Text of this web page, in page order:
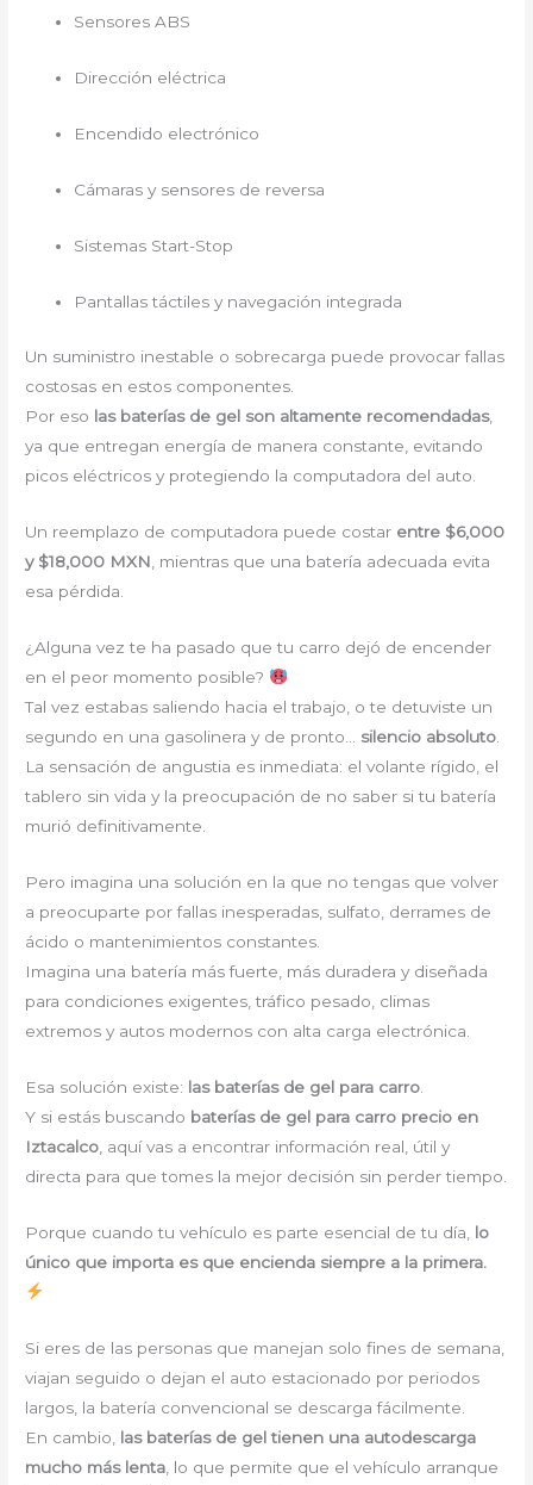
Sensores ABS
Dirección eléctrica
Encendido electrónico
Cámaras y sensores de reversa
Sistemas Start-Stop
Pantallas táctiles y navegación integrada
Un suministro inestable o sobrecarga puede provocar fallas
costosas en estos componentes.
Por eso las baterías de gel son altamente recomendadas,
ya que entregan energía de manera constante, evitando
picos eléctricos y protegiendo la computadora del auto.
Un reemplazo de computadora puede costar entre $6,000
y $18,000 MXN, mientras que una batería adecuada evita
esa pérdida.
¿Alguna vez te ha pasado que tu carro dejó de encender
en el peor momento posible?
Tal vez estabas saliendo hacia el trabajo, o te detuviste un
segundo en una gasolinera y de pronto… silencio absoluto
La sensación de angustia es inmediata: el volante rígido, el
tablero sin vida y la preocupación de no saber si tu batería
murió definitivamente.
Pero imagina una solución en la que no tengas que volver
a preocuparte por fallas inesperadas, sulfato, derrames de
ácido o mantenimientos constantes.
Imagina una batería más fuerte, más duradera y diseñada
para condiciones exigentes, tráfico pesado, climas
extremos y autos modernos con alta carga electrónica.
Esa solución existe: las baterías de gel para carro
Y si estás buscando baterías de gel para carro precio en
Iztacalco , aquí vas a encontrar información real, útil y
directa para que tomes la mejor decisión sin perder tiempo.
Porque cuando tu vehículo es parte esencial de tu día, lo
único que importa es que encienda siempre a la primera.
Si eres de las personas que manejan solo fines de semana,
viajan seguido o dejan el auto estacionado por periodos
largos, la batería convencional se descarga fácilmente.
En cambio, las baterías de gel tienen una autodescarga
mucho más lenta , lo que permite que el vehículo arranque